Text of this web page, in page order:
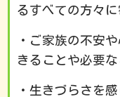
るすべての方々に
・ご家族の不安
きることや必要
・生きづらさを